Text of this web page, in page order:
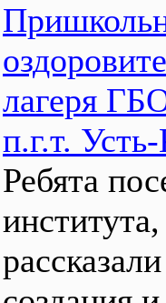
лагеря
п.г.т.
Ребята